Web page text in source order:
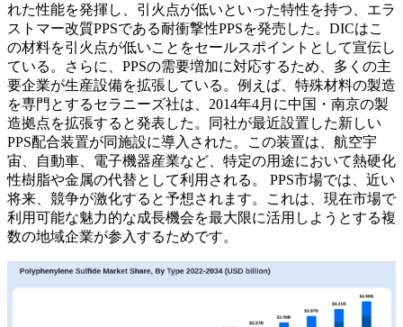
れた性能を発揮し、引火点が低いといった特性を持つ、エラ
ストマー改質PPSである耐衝撃性PPSを発売した。DICはこ
の材料を引火点が低いことをセールスポイントとして宣伝し
ている。さらに、PPSの需要増加に対応するため、多くの主
要企業が生産設備を拡張している。例えば、特殊材料の製造
を専門とするセラニーズ社は、2014年4月に中国・南京の製
造拠点を拡張すると発表した。同社が最近設置した新しい
PPS配合装置が同施設に導入された。この装置は、航空宇
宙、自動車、電子機器産業など、特定の用途において熱硬化
性樹脂や金属の代替として利用される。 PPS市場では、近い
将来、競争が激化すると予想されます。これは、現在市場で
利用可能な魅力的な成長機会を最大限に活用しようとする複
数の地域企業が参入するためです。